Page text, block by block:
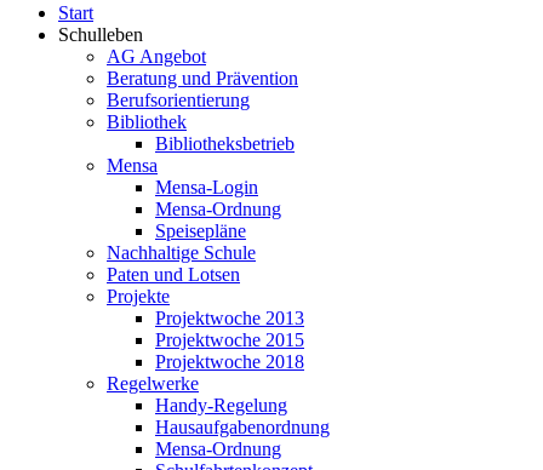
Start
Schulleben
AG Angebot
Beratung und Prävention
Berufsorientierung
Bibliothek
Bibliotheksbetrieb
Mensa
Mensa-Login
Mensa-Ordnung
Speisepläne
Nachhaltige Schule
Paten und Lotsen
Projekte
Projektwoche 2013
Projektwoche 2015
Projektwoche 2018
Regelwerke
Handy-Regelung
Hausaufgabenordnung
Mensa-Ordnung